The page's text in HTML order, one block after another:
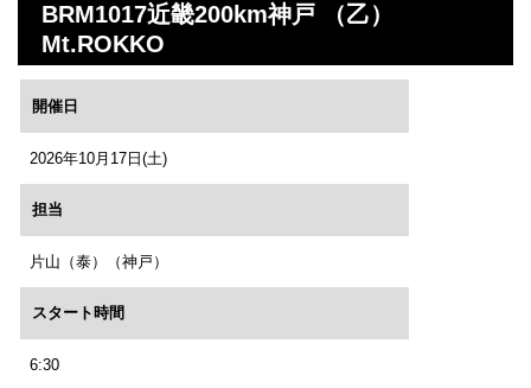
BRM1017近畿200km神戸 （乙）
Mt.ROKKO
開催日
2026年10月17日(土)
担当
片山（泰）（神戸）
スタート時間
6:30